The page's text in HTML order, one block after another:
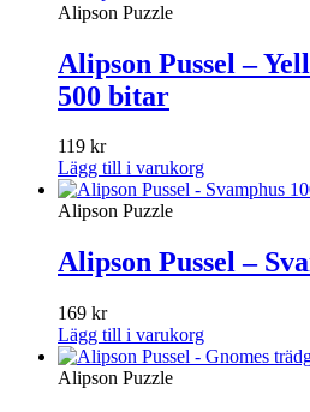
Alipson Puzzle
Alipson Pussel –
500 bitar
119 kr
Lägg till i varukorg
Alipson Puzzle
Alipson Pussel –
169 kr
Lägg till i varukorg
Alipson Puzzle